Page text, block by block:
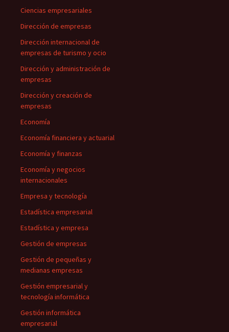
Ciencias empresariales
Dirección de empresas
Dirección internacional de
empresas de turismo y ocio
Dirección y administración de
empresas
Dirección y creación de
empresas
Economía
Economía financiera y actuarial
Economía y finanzas
Economía y negocios
internacionales
Empresa y tecnología
Estadística empresarial
Estadística y empresa
Gestión de empresas
Gestión de pequeñas y
medianas empresas
Gestión empresarial y
tecnología informática
Gestión informática
empresarial